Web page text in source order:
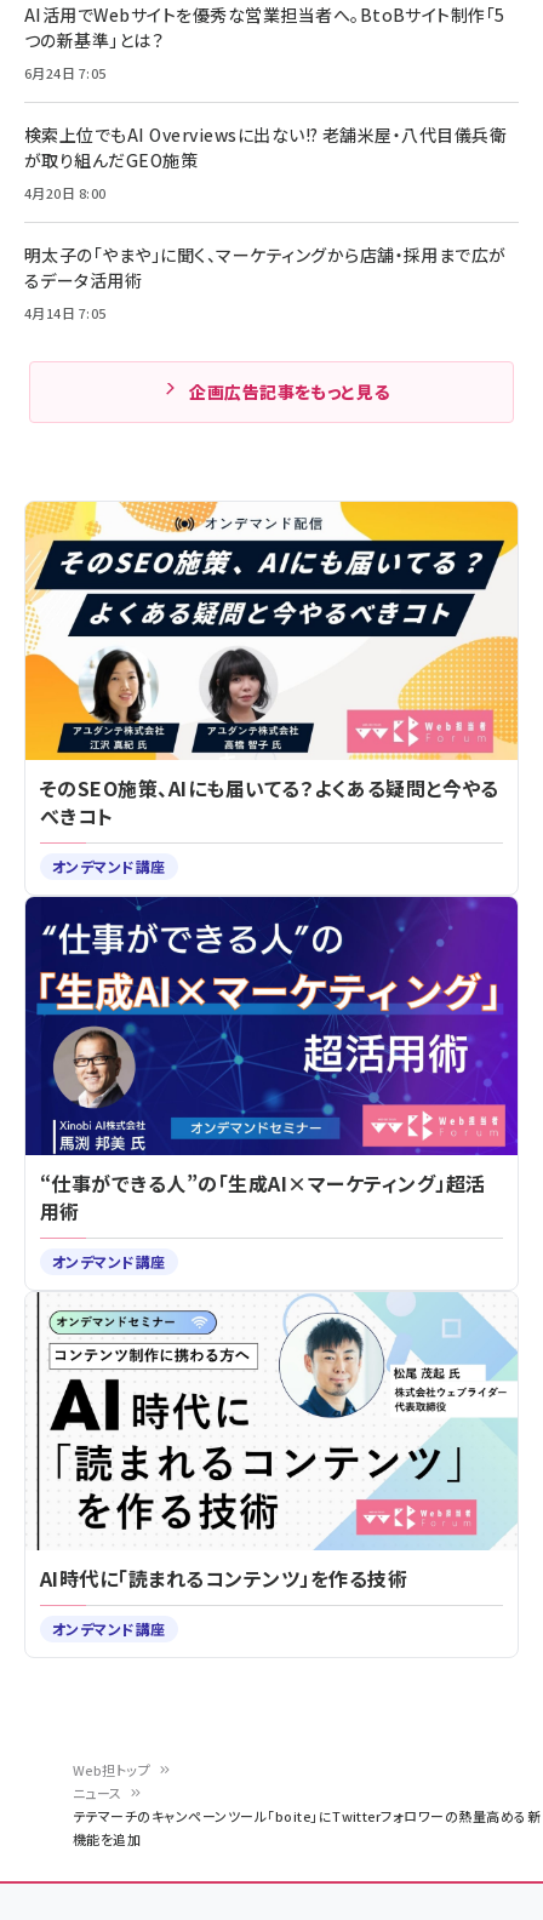
く
Web担トップ
ニュース
テテマーチのキャンペーンツール「boite」にTwitterフォロワーの熱量高める新
機能を追加
AI活用でWebサイトを優秀な営業担当者へ。BtoBサイト制作「5
つの新基準」とは？
6月24日 7:05
検索上位でもAI Overviewsに出ない!? 老舗米屋・八代目儀兵衛
が取り組んだGEO施策
4月20日 8:00
明太子の「やまや」に聞く、マーケティングから店舗・採用まで広が
るデータ活用術
4月14日 7:05
企画広告記事をもっと見る
そのSEO施策、AIにも届いてる？よくある疑問と今やる
べきコト
オンデマンド講座
“仕事ができる人”の「生成AI×マーケティング」超活
用術
オンデマンド講座
AI時代に「読まれるコンテンツ」を作る技術
オンデマンド講座